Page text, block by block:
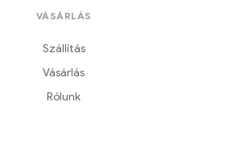
VÁSÁRLÁS
Szállítás
Vásárlás
Rólunk